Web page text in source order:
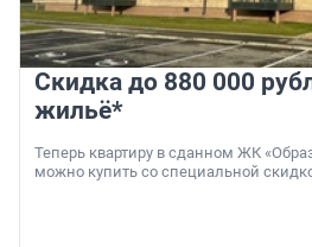
Скидка до 880 000
жильё*
Теперь квартиру в сданном ЖК
можно купить со специальной